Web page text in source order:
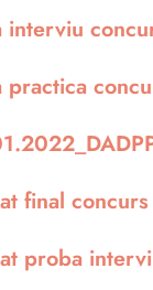
final
proba